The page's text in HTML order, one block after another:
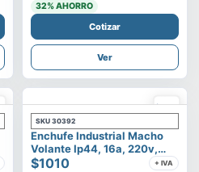
32% AHORRO
Cotizar
Ver
SKU 30392
Enchufe Industrial Macho
Volante Ip44, 16a, 220v,
2p+t
$1010 + IVA